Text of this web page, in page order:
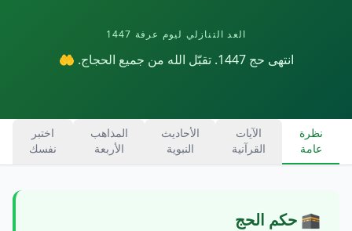
العد التنازلي ليوم عرفة 1447
انتهى حج 1447. تقبّل الله من جميع الحجاج. 🤲
نظرة
عامة
الآيات
القرآنية
الأحاديث
النبوية
المذاهب
الأربعة
اختبر
نفسك
🕋 حكم الحج